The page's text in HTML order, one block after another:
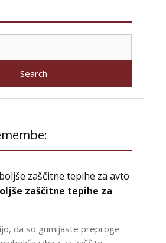
zaščitne tepihe za
da so gumijaste preproge